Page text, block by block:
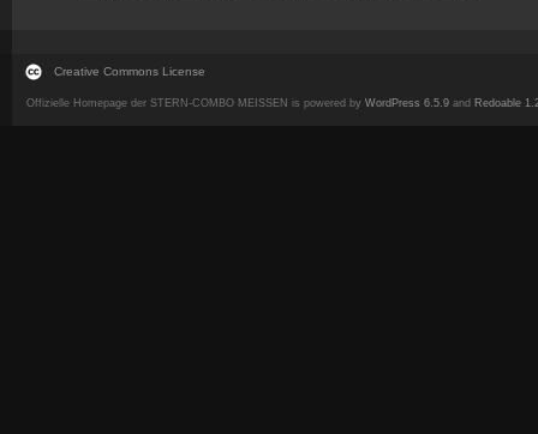
Creative Commons License
Offizielle Homepage der STERN-COMBO MEISSEN is powered by WordPress 6.5.9 and Redoable